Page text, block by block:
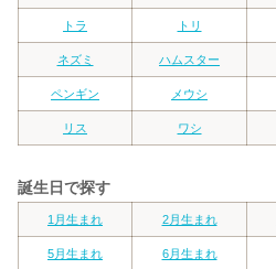
トラ トリ
ネズミ ハムスター
ペンギン メウシ
リス ワシ
誕生日で探す
1月生まれ 2月生まれ
5月生まれ 6月生まれ